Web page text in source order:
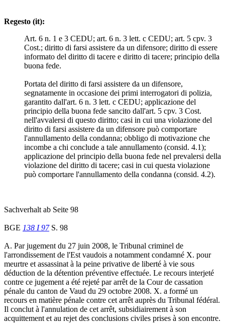
Regesto (it):
Art. 6 n. 1 e 3 CEDU; art. 6 n. 3 lett. c CEDU; art. 5 cpv. 3
Cost.; diritto di farsi assistere da un difensore; diritto di essere
informato del diritto di tacere e diritto di tacere; principio della
buona fede.
Portata del diritto di farsi assistere da un difensore,
segnatamente in occasione dei primi interrogatori di polizia,
garantito dall'art. 6 n. 3 lett. c CEDU; applicazione del
principio della buona fede sancito dall'art. 5 cpv. 3 Cost.
nell'avvalersi di questo diritto; casi in cui una violazione del
diritto di farsi assistere da un difensore può comportare
l'annullamento della condanna; obbligo di motivazione che
incombe a chi conclude a tale annullamento (consid. 4.1);
applicazione del principio della buona fede nel prevalersi della
violazione del diritto di tacere; casi in cui questa violazione
può comportare l'annullamento della condanna (consid. 4.2).
Sachverhalt ab Seite 98
BGE 138 I 97S. 98
A. Par jugement du 27 juin 2008, le Tribunal criminel de
l'arrondissement de l'Est vaudois a notamment condamné X. pour
meurtre et assassinat à la peine privative de liberté à vie sous
déduction de la détention préventive effectuée. Le recours interjeté
contre ce jugement a été rejeté par arrêt de la Cour de cassation
pénale du canton de Vaud du 29 octobre 2008. X. a formé un
recours en matière pénale contre cet arrêt auprès du Tribunal fédéral.
Il conclut à l'annulation de cet arrêt, subsidiairement à son
acquittement et au rejet des conclusions civiles prises à son encontre.